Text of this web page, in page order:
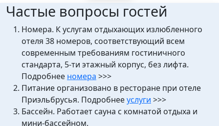
Частые вопросы гостей
Номера. К услугам отдыхающих излюбленного
отеля 38 номеров, соответствующий всем
современным требованиям гостиничного
стандарта, 5-ти этажный корпус, без лифта.
Подробнее номера >>>
Питание организовано в ресторане при отеле
Приэльбрусья. Подробнееуслуги >>>
Бассейн. Работает сауна с комнатой отдыха и
мини-бассейном.